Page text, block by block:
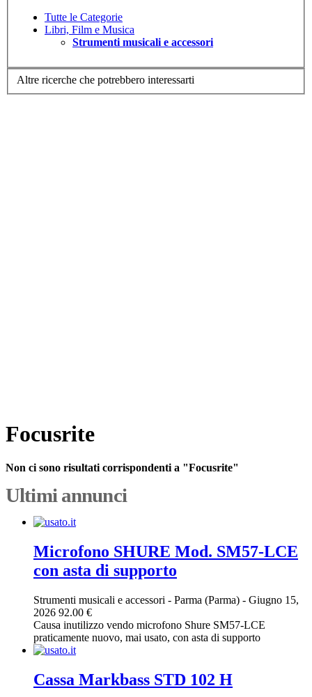
Tutte le Categorie
Libri, Film e Musica
Strumenti musicali e accessori
Altre ricerche che potrebbero interessarti
Focusrite
Non ci sono risultati corrispondenti a "Focusrite"
Ultimi annunci
Microfono SHURE Mod. SM57-LCE
con asta di supporto
Strumenti musicali e accessori - Parma (Parma) - Giugno 15,
2026 92.00 €
Causa inutilizzo vendo microfono Shure SM57-LCE
praticamente nuovo, mai usato, con asta di supporto
Cassa Markbass STD 102 H